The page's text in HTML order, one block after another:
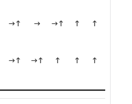
→↑ → →↑ ↑ ↑
→↑ →↑ ↑ ↑ ↑